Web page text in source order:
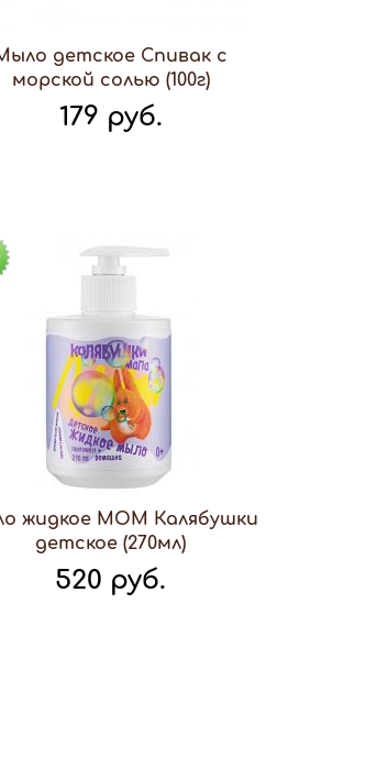
детское Спивак с
морской солью (100г)
179 руб.
жидкое МОМ Калябушки
детское (270мл)
520 руб.